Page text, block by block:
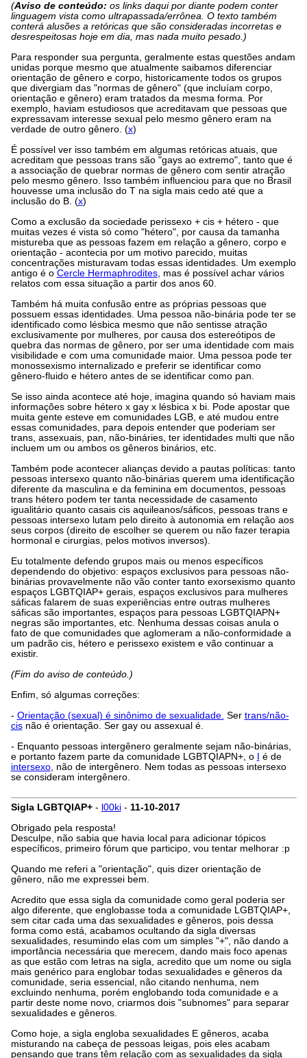
(Aviso de conteúdo: os links daqui por diante podem conter
linguagem vista como ultrapassada/errônea. O texto também
conterá alusões a retóricas que são consideradas incorretas e
desrespeitosas hoje em dia, mas nada muito pesado.)
Para responder sua pergunta, geralmente estas questões andam
unidas porque mesmo que atualmente saibamos diferenciar
orientação de gênero e corpo, historicamente todos os grupos
que divergiam das "normas de gênero" (que incluíam corpo,
orientação e gênero) eram tratados da mesma forma. Por
exemplo, haviam estudiosos que acreditavam que pessoas que
expressavam interesse sexual pelo mesmo gênero eram na
verdade de outro gênero. (x)
É possível ver isso também em algumas retóricas atuais, que
acreditam que pessoas trans são "gays ao extremo", tanto que é
a associação de quebrar normas de gênero com sentir atração
pelo mesmo gênero. Isso também influenciou para que no Brasil
houvesse uma inclusão do T na sigla mais cedo até que a
inclusão do B. (x)
Como a exclusão da sociedade perissexo + cis + hétero - que
muitas vezes é vista só como "hétero", por causa da tamanha
mistureba que as pessoas fazem em relação a gênero, corpo e
orientação - acontecia por um motivo parecido, muitas
concentrações misturavam todas essas identidades. Um exemplo
antigo é o Cercle Hermaphrodites, mas é possível achar vários
relatos com essa situação a partir dos anos 60.
Também há muita confusão entre as próprias pessoas que
possuem essas identidades. Uma pessoa não-binária pode ter se
identificado como lésbica mesmo que não sentisse atração
exclusivamente por mulheres, por causa dos estereótipos de
quebra das normas de gênero, por ser uma identidade com mais
visibilidade e com uma comunidade maior. Uma pessoa pode ter
monossexismo internalizado e preferir se identificar como
gênero-fluido e hétero antes de se identificar como pan.
Se isso ainda acontece até hoje, imagina quando só haviam mais
informações sobre hétero x gay x lésbica x bi. Pode apostar que
muita gente esteve em comunidades LGB, e até mudou entre
essas comunidades, para depois entender que poderiam ser
trans, assexuais, pan, não-bináries, ter identidades multi que não
incluem um ou ambos os gêneros binários, etc.
Também pode acontecer alianças devido a pautas políticas: tanto
pessoas intersexo quanto não-binárias querem uma identificação
diferente da masculina e da feminina em documentos, pessoas
trans hétero podem ter tanta necessidade de casamento
igualitário quanto casais cis aquileanos/sáficos, pessoas trans e
pessoas intersexo lutam pelo direito à autonomia em relação aos
seus corpos (direito de escolher se querem ou não fazer terapia
hormonal e cirurgias, pelos motivos inversos).
Eu totalmente defendo grupos mais ou menos específicos
dependendo do objetivo: espaços exclusivos para pessoas não-
binárias provavelmente não vão conter tanto exorsexismo quanto
espaços LGBTQIAP+ gerais, espaços exclusivos para mulheres
sáficas falarem de suas experiências entre outras mulheres
sáficas são importantes, espaços para pessoas LGBTQIAPN+
negras são importantes, etc. Nenhuma dessas coisas anula o
fato de que comunidades que aglomeram a não-conformidade a
um padrão cis, hétero e perissexo existem e vão continuar a
existir.
(Fim do aviso de conteúdo.)
Enfim, só algumas correções:
- Orientação (sexual) é sinônimo de sexualidade. Ser trans/não-
cisnão é orientação. Ser gay ou assexual é.
- Enquanto pessoas intergênero geralmente sejam não-binárias,
e portanto fazem parte da comunidade LGBTQIAPN+, o
é de
intersexo, não de intergênero. Nem todas as pessoas intersexo
se consideram intergênero.
Sigla LGBTQIAP+- l00ki- 11-10-2017
Obrigado pela resposta!
Desculpe, não sabia que havia local para adicionar tópicos
específicos, primeiro fórum que participo, vou tentar melhorar :p
Quando me referi a "orientação", quis dizer orientação de
gênero, não me expressei bem.
Acredito que essa sigla da comunidade como geral poderia ser
algo diferente, que englobasse toda a comunidade LGBTQIAP+,
sem citar cada uma das sexualidades e gêneros, pois dessa
forma como está, acabamos ocultando da sigla diversas
sexualidades, resumindo elas com um simples "+", não dando a
importância necessária que merecem, dando mais foco apenas
as que estão com letras na sigla, acredito que um nome ou sigla
mais genérico para englobar todas sexualidades e gêneros da
comunidade, seria essencial, não citando nenhuma, nem
excluindo nenhuma, porém englobando toda comunidade e a
partir deste nome novo, criarmos dois "subnomes" para separar
sexualidades e gêneros.
Como hoje, a sigla engloba sexualidades E gêneros, acaba
misturando na cabeça de pessoas leigas, pois eles acabam
pensando que trans têm relação com as sexualidades da sigla